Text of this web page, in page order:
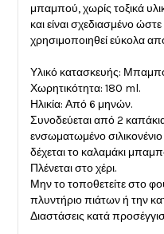
μπαμπού, χωρίς τοξικά
και είναι σχεδιασμένο
χρησιμοποιηθεί εύκολα
Υλικό κατασκευής:
Χωρητικότητα: 180 ml.
Ηλικία: Από 6 μηνών.
Συνοδεύεται από 2
ενσωματωμένο
δέχεται το καλαμάκι
Πλένεται στο χέρι.
Μην το τοποθετείτε στο
πλυντήριο πιάτων ή την
Διαστάσεις κατά